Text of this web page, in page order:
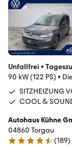
Unfallfrei •
90 kW (122 PS) •
SITZHEIZUNG
COOL &
Autohaus Kühne
04860 Torgau
4.7 Sterne
(189)